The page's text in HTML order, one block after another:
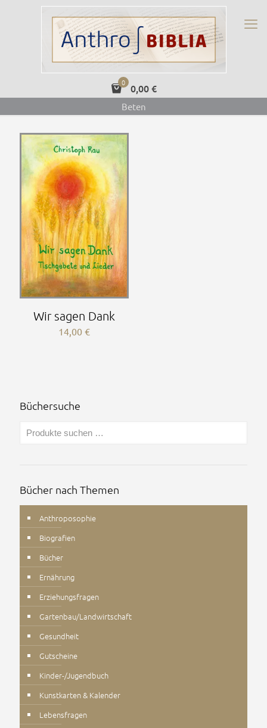
0 0,00 €
Beten
Wir sagen Dank
14,00€
Büchersuche
Bücher nach Themen
Anthroposophie
Biografien
Bücher
Ernährung
Erziehungsfragen
Gartenbau/Landwirtschaft
Gesundheit
Gutscheine
Kinder-/Jugendbuch
Kunstkarten & Kalender
Lebensfragen